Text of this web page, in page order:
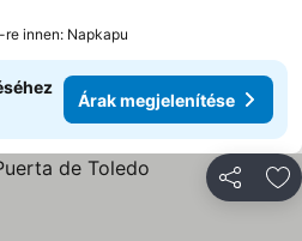
innen: Napkapu
Árak megjelenítése